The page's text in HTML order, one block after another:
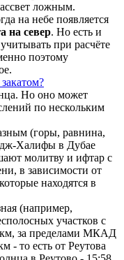
ложным.
на небе появляется
на север. Но есть и
при расчёте
поэтому
Но оно может
по нескольким
(горы, равнина,
Халифы в Дубае
молитву и ифтар с
в зависимости от
находятся в
(например,
участков с
за пределами МКАД
- то есть от Реутова